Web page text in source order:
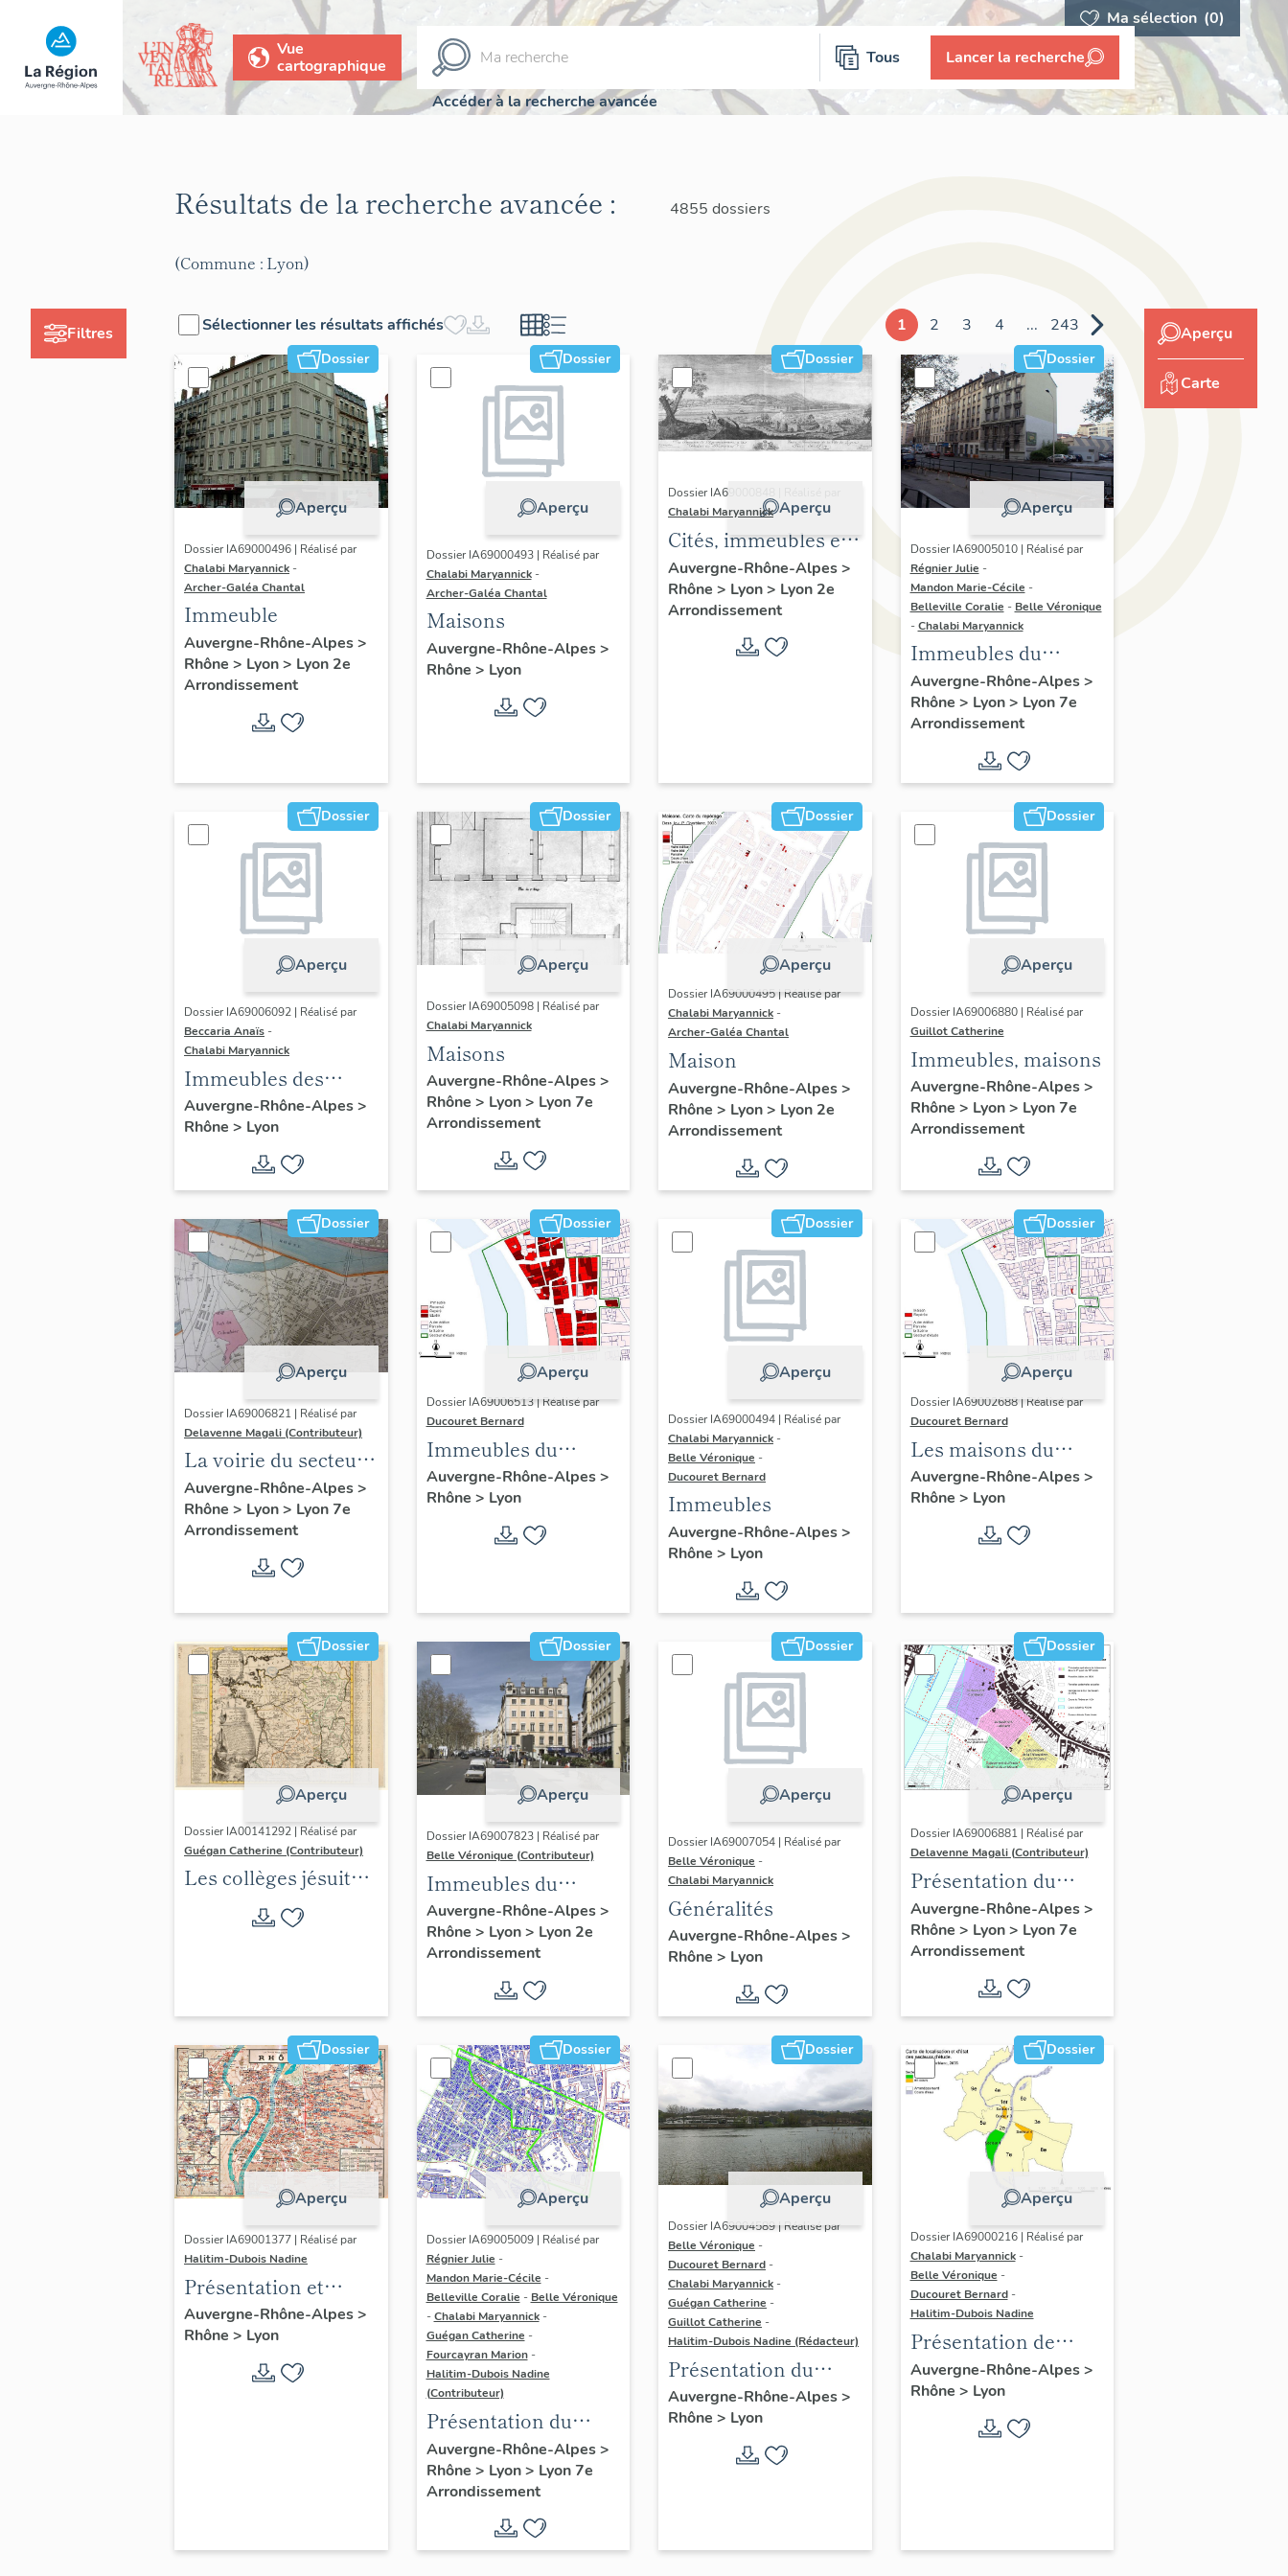
Ma sélection (0)
Vue
cartographique
Tous Lancer la recherche
Accéder à la recherche avancée
Filtres
Résultats de la recherche avancée : 4855 dossiers
(Commune : Lyon)
Sélectionner les résultats affichés 1 2 3 4 ... 243
Dossier
Aperçu
Dossier IA69000496 | Réalisé par
Chalabi Maryannick -
Archer-Galéa Chantal
Immeuble
Auvergne-Rhône-Alpes>
Rhône > Lyon> Lyon 2e
Arrondissement
Dossier
Aperçu
Dossier IA69000493 | Réalisé par
Chalabi Maryannick -
Archer-Galéa Chantal
Maisons
Auvergne-Rhône-Alpes>
Rhône > Lyon
Dossier
Aperçu
Dossier IA69000848 | Réalisé par
Chalabi Maryannick
Cités, immeubles et
maisons. Ensemble
de l'habitat du
Confluent
Auvergne-Rhône-Alpes>
Rhône > Lyon> Lyon 2e
Arrondissement
Dossier
Aperçu
Dossier IA69005010 | Réalisé par
Régnier Julie -
Mandon Marie-Cécile -
Belleville Coralie - Belle Véronique
-Chalabi Maryannick
Immeubles du
secteur d'étude La
Guillotière
Auvergne-Rhône-Alpes>
Rhône > Lyon> Lyon 7e
Arrondissement
Dossier
Aperçu
Dossier IA69006092 | Réalisé par
Beccaria Anaïs -
Chalabi Maryannick
Immeubles des
Années Trente de la
rive gauche
Auvergne-Rhône-Alpes>
Rhône > Lyon
Dossier
Aperçu
Dossier IA69005098 | Réalisé par
Chalabi Maryannick
Maisons
Auvergne-Rhône-Alpes>
Rhône > Lyon> Lyon 7e
Arrondissement
Dossier
Aperçu
Dossier IA69000495 | Réalisé par
Chalabi Maryannick -
Archer-Galéa Chantal
Maison
Auvergne-Rhône-Alpes>
Rhône > Lyon> Lyon 2e
Arrondissement
Dossier
Aperçu
Dossier IA69006880 | Réalisé par
Guillot Catherine
Immeubles, maisons
Auvergne-Rhône-Alpes>
Rhône > Lyon> Lyon 7e
Arrondissement
Dossier
Aperçu
Dossier IA69006821 | Réalisé par
Delavenne Magali (Contributeur)
La voirie du secteur
d'étude "Saint-
André" (Lyon 7e)
Auvergne-Rhône-Alpes>
Rhône > Lyon> Lyon 7e
Arrondissement
Dossier
Aperçu
Dossier IA69006513 | Réalisé par
Ducouret Bernard
Immeubles du
quartier Saint-Nizier
Auvergne-Rhône-Alpes>
Rhône > Lyon
Dossier
Aperçu
Dossier IA69000494 | Réalisé par
Chalabi Maryannick -
Belle Véronique -
Ducouret Bernard
Immeubles
Auvergne-Rhône-Alpes>
Rhône > Lyon
Dossier
Aperçu
Dossier IA69002688 | Réalisé par
Ducouret Bernard
Les maisons du
quartier Saint-Nizier
Auvergne-Rhône-Alpes>
Rhône > Lyon
Dossier
Aperçu
Dossier IA00141292 | Réalisé par
Guégan Catherine (Contributeur)
Les collèges jésuites
d'Ancien Régime
(1556-1763) dans la
(DOSSIER EN
COURS)
Dossier
Aperçu
Dossier IA69007823 | Réalisé par
Belle Véronique (Contributeur)
Immeubles du
secteur des Jacobins
Auvergne-Rhône-Alpes>
Rhône > Lyon> Lyon 2e
Arrondissement
Dossier
Aperçu
Dossier IA69007054 | Réalisé par
Belle Véronique -
Chalabi Maryannick
Généralités
Auvergne-Rhône-Alpes>
Rhône > Lyon
Dossier
Aperçu
Dossier IA69006881 | Réalisé par
Delavenne Magali (Contributeur)
Présentation du
secteur d'étude
"Saint-André" (Lyon
7)
Auvergne-Rhône-Alpes>
Rhône > Lyon> Lyon 7e
Arrondissement
Dossier
Aperçu
Dossier IA69001377 | Réalisé par
Halitim-Dubois Nadine
Présentation et
synthèse du
patrimoine
industriel de la ville
Auvergne-Rhône-Alpes>
Rhône > Lyon
Dossier
Aperçu
Dossier IA69005009 | Réalisé par
Régnier Julie -
Mandon Marie-Cécile -
Belleville Coralie - Belle Véronique
-Chalabi Maryannick -
Guégan Catherine -
Fourcayran Marion -
Halitim-Dubois Nadine
(Contributeur)
Présentation du
secteur d'étude Lyon
Guillotière
Auvergne-Rhône-Alpes>
Rhône > Lyon> Lyon 7e
Arrondissement
Dossier
Aperçu
Dossier IA69004589 | Réalisé par
Belle Véronique -
Ducouret Bernard -
Chalabi Maryannick -
Guégan Catherine -
Guillot Catherine -
Halitim-Dubois Nadine (Rédacteur)
Présentation du
secteur d'étude Lyon
Auvergne-Rhône-Alpes>
Rhône > Lyon
Dossier
Aperçu
Dossier IA69000216 | Réalisé par
Chalabi Maryannick -
Belle Véronique -
Ducouret Bernard -
Halitim-Dubois Nadine
Présentation de
l'étude de la ville de
Lyon
Auvergne-Rhône-Alpes>
Rhône > Lyon
Aperçu
Carte